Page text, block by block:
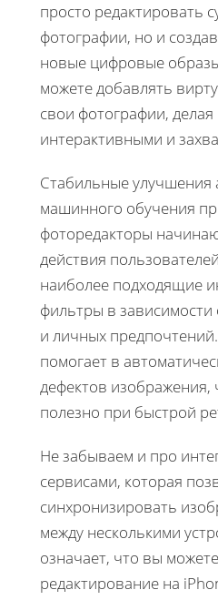
просто редактировать
фотографии, но и
новые цифровые
можете добавлять
свои фотографии, делая
интерактивными и
Стабильные улучшения
машинного обучения
фоторедакторы
действия
наиболее подходящие
фильтры в зависимости
и личных
помогает в
дефектов изображения,
полезно при быстрой
Не забываем и про
сервисами, которая
синхронизировать
между несколькими
означает, что вы
редактирование на